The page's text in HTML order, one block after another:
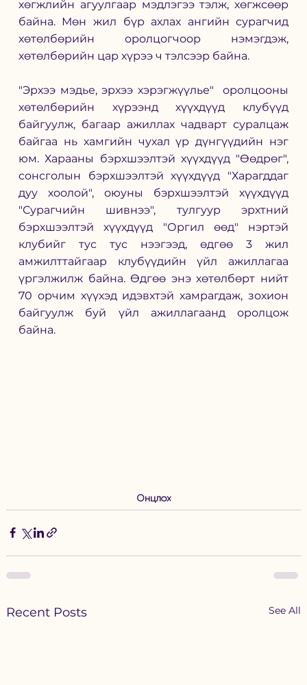
хөгжлийн агуулгаар мэдлэгээ тэлж, хөгжсөөр
байна. Мөн жил бүр ахлах ангийн сурагчид
хөтөлбөрийн оролцогчоор нэмэгдэж,
хөтөлбөрийн цар хүрээ ч тэлсээр байна.
"Эрхээ мэдье, эрхээ хэрэгжүүлье"  оролцооны
хөтөлбөрийн хүрээнд хүүхдүүд клубүүд
байгуулж, багаар ажиллах чадварт суралцаж
байгаа нь хамгийн чухал үр дүнгүүдийн нэг
юм. Харааны бэрхшээлтэй хүүхдүүд "Өөдрөг",
сонсголын бэрхшээлтэй хүүхдүүд "Харагддаг
дуу хоолой", оюуны бэрхшээлтэй хүүхдүүд
"Сурагчийн шивнээ", тулгуур эрхтний
бэрхшээлтэй хүүхдүүд "Оргил өөд" нэртэй
клубийг тус тус нээгээд, өдгөө 3 жил
амжилттайгаар клубүүдийн үйл ажиллагаа
үргэлжилж байна. Өдгөө энэ хөтөлбөрт нийт
70 орчим хүүхэд идэвхтэй хамрагдаж, зохион
байгуулж буй үйл ажиллагаанд оролцож
байна.
Онцлох
Recent Posts See All